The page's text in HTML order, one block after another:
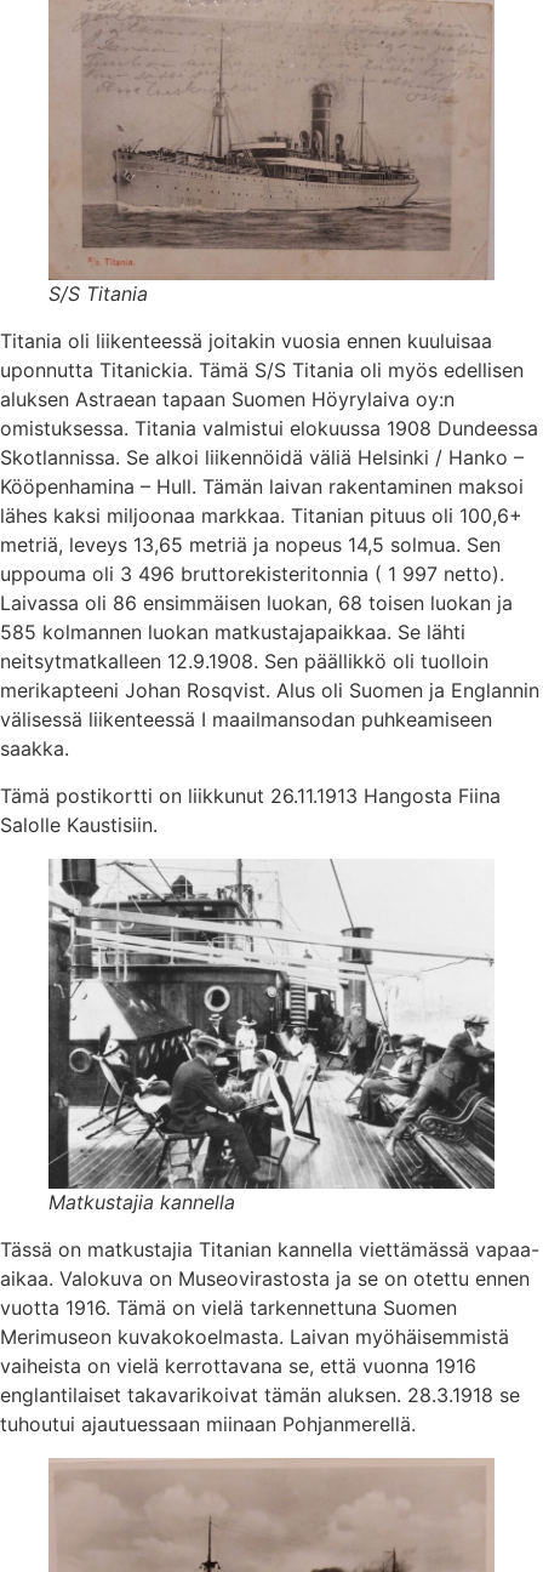
S/S Titania
Titania oli liikenteessä joitakin vuosia ennen kuuluisaa
uponnutta Titanickia. Tämä S/S Titania oli myös edellisen
aluksen Astraean tapaan Suomen Höyrylaiva oy:n
omistuksessa. Titania valmistui elokuussa 1908 Dundeessa
Skotlannissa. Se alkoi liikennöidä väliä Helsinki / Hanko –
Kööpenhamina – Hull. Tämän laivan rakentaminen maksoi
lähes kaksi miljoonaa markkaa. Titanian pituus oli 100,6+
metriä, leveys 13,65 metriä ja nopeus 14,5 solmua. Sen
uppouma oli 3 496 bruttorekisteritonnia ( 1 997 netto).
Laivassa oli 86 ensimmäisen luokan, 68 toisen luokan ja
585 kolmannen luokan matkustajapaikkaa. Se lähti
neitsytmatkalleen 12.9.1908. Sen päällikkö oli tuolloin
merikapteeni Johan Rosqvist. Alus oli Suomen ja Englannin
välisessä liikenteessä I maailmansodan puhkeamiseen
saakka.
Tämä postikortti on liikkunut 26.11.1913 Hangosta Fiina
Salolle Kaustisiin.
Matkustajia kannella
Tässä on matkustajia Titanian kannella viettämässä vapaa-
aikaa. Valokuva on Museovirastosta ja se on otettu ennen
vuotta 1916. Tämä on vielä tarkennettuna Suomen
Merimuseon kuvakokoelmasta. Laivan myöhäisemmistä
vaiheista on vielä kerrottavana se, että vuonna 1916
englantilaiset takavarikoivat tämän aluksen. 28.3.1918 se
tuhoutui ajautuessaan miinaan Pohjanmerellä.